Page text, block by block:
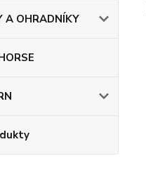
A OHRADNÍKY